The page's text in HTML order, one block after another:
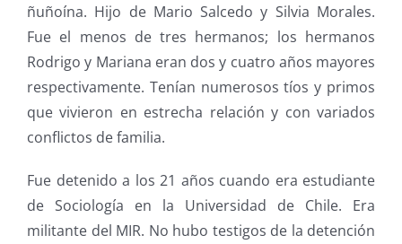
ñuñoína. Hijo de Mario Salcedo y Silvia Morales.
Fue el menos de tres hermanos; los hermanos
Rodrigo y Mariana eran dos y cuatro años mayores
respectivamente. Tenían numerosos tíos y primos
que vivieron en estrecha relación y con variados
conflictos de familia.
Fue detenido a los 21 años cuando era estudiante
de Sociología en la Universidad de Chile. Era
militante del MIR. No hubo testigos de la detención